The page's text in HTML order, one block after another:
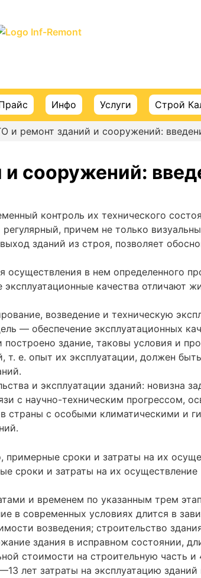
Инфо Услуги Строй
и ремонт зданий и сооружений:
сооружений:
контроль их технического
причем не только
зданий из строя, позволяет
в нем определенного
качества отличают
возведение и техническую
— обеспечение эксплуатационных
здание, таковы условия и
е. опыт их эксплуатации, должен
и эксплуатации зданий: новизна
с научно-техническим прогрессом,
страны с особыми климатическими и
сроки и затраты на их осуществление
и временем по указанным трем
в современных условиях длится в
возведения; строительство
здания в исправном состоянии,
стоимости на строительную часть
лет затраты на эксплуатацию зданий